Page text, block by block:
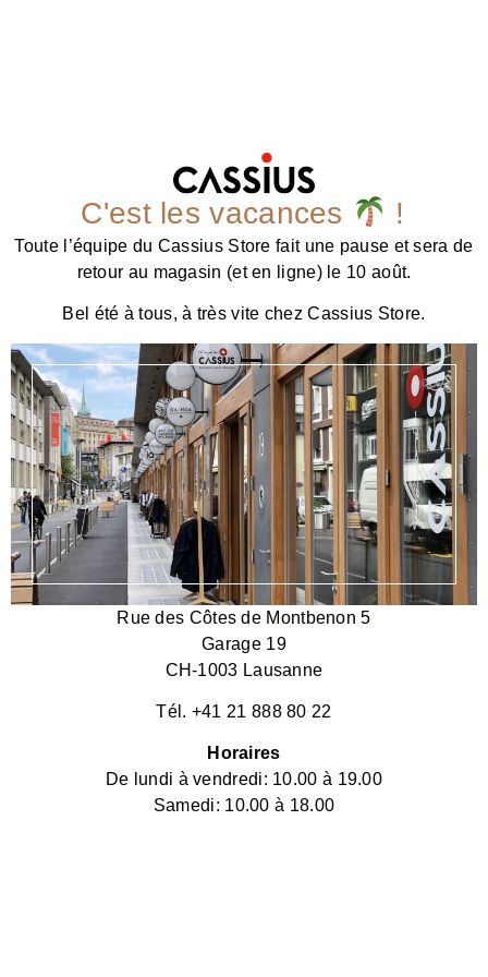
C'est les vacances !
Toute l’équipe du Cassius Store fait une pause et sera de
retour au magasin (et en ligne) le 10 août.
Bel été à tous, à très vite chez Cassius Store.
Rue des Côtes de Montbenon 5
Garage 19
CH-1003 Lausanne
Tél. +41 21 888 80 22
Horaires
De lundi à vendredi: 10.00 à 19.00
Samedi: 10.00 à 18.00